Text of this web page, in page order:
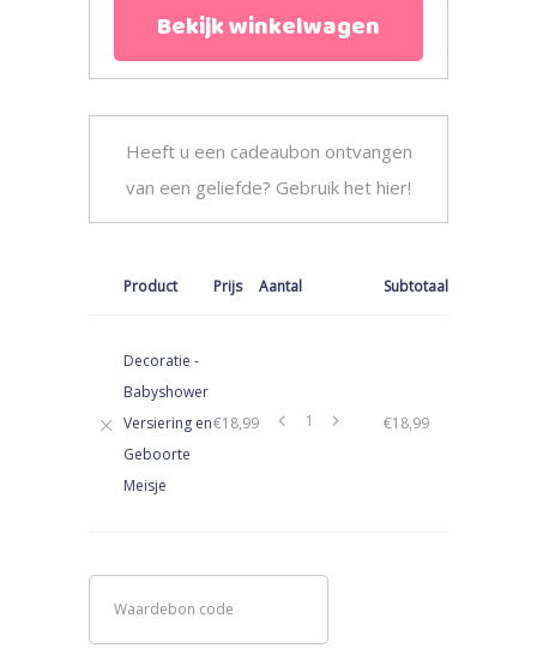
Bekijk winkelwagen
Heeft u een cadeaubon ontvangen
van een geliefde? Gebruik het hier!
ArtikelThumbnail
Product Prijs Aantal Subtotaal
Decoratie -
Babyshower
Versiering en
Geboorte
Meisje
€18,99 €18,99